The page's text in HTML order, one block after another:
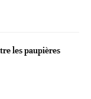
les paupières